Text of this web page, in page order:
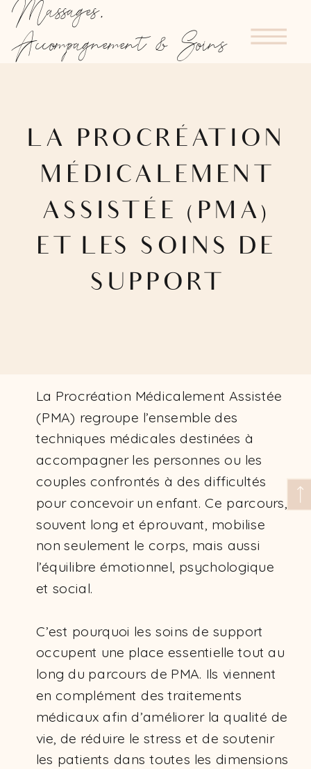
Massages,
Accompagnement & Soins
LA PROCRÉATION
MÉDICALEMENT
ASSISTÉE (PMA)
ET LES SOINS DE
SUPPORT
La Procréation Médicalement Assistée
(PMA) regroupe l’ensemble des
techniques médicales destinées à
accompagner les personnes ou les
couples confrontés à des difficultés
pour concevoir un enfant. Ce parcours,
souvent long et éprouvant, mobilise
non seulement le corps, mais aussi
l’équilibre émotionnel, psychologique
et social.
C’est pourquoi les soins de support
occupent une place essentielle tout au
long du parcours de PMA. Ils viennent
en complément des traitements
médicaux afin d’améliorer la qualité de
vie, de réduire le stress et de soutenir
les patients dans toutes les dimensions